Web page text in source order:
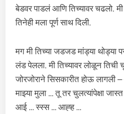
बेडवर पाडलं आणि तिच्यावर चढलो.
तिनेही मला पूर्ण साथ दिली.
मग मी तिच्या जडजड मांड्या थोड्या
लंड पेलला. मी तिच्यावर लोळून तिची
जोरजोराने सिसकारीत होऊ
माझ्या मुला … तू तर चुलत्यांपेक्षा
आई … स्स्स … आह्ह …